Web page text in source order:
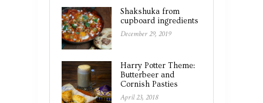
Shakshuka from
cupboard ingredients
December 29, 2019
Harry Potter Theme:
Butterbeer and
Cornish Pasties
April 23, 2018